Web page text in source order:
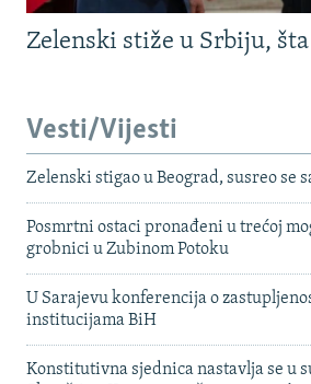
Zelenski stiže u Srbiju,
Vesti/Vijesti
Zelenski stigao u Beograd, susreo se
Posmrtni ostaci pronađeni u trećoj
grobnici u Zubinom Potoku
U Sarajevu konferencija o
institucijama BiH
Konstitutivna sjednica nastavlja se u